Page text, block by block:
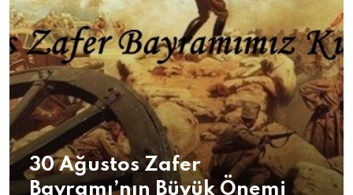
30 Ağustos Zafer
Bayramı’nın Büyük Önemi